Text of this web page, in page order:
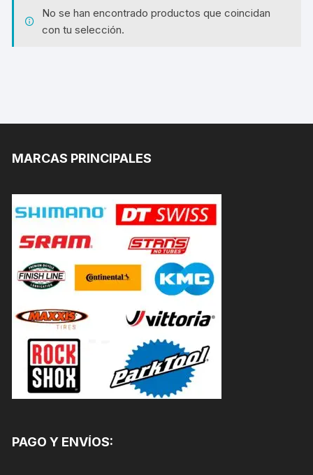
No se han encontrado productos que coincidan
con tu selección.
MARCAS PRINCIPALES
PAGO Y ENVÍOS: